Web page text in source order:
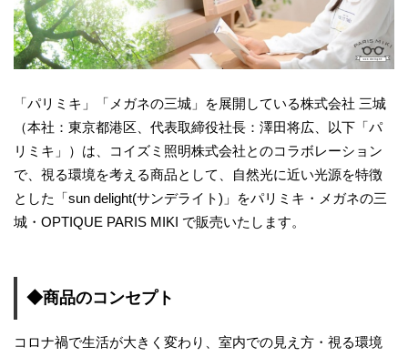
「パリミキ」「メガネの三城」を展開している株式会社 三城
（本社：東京都港区、代表取締役社長：澤田将広、以下「パ
リミキ」）は、コイズミ照明株式会社とのコラボレーション
で、視る環境を考える商品として、自然光に近い光源を特徴
とした「sun delight(サンデライト)」をパリミキ・メガネの三
城・OPTIQUE PARIS MIKI で販売いたします。
◆商品のコンセプト
コロナ禍で生活が大きく変わり、室内での見え方・視る環境